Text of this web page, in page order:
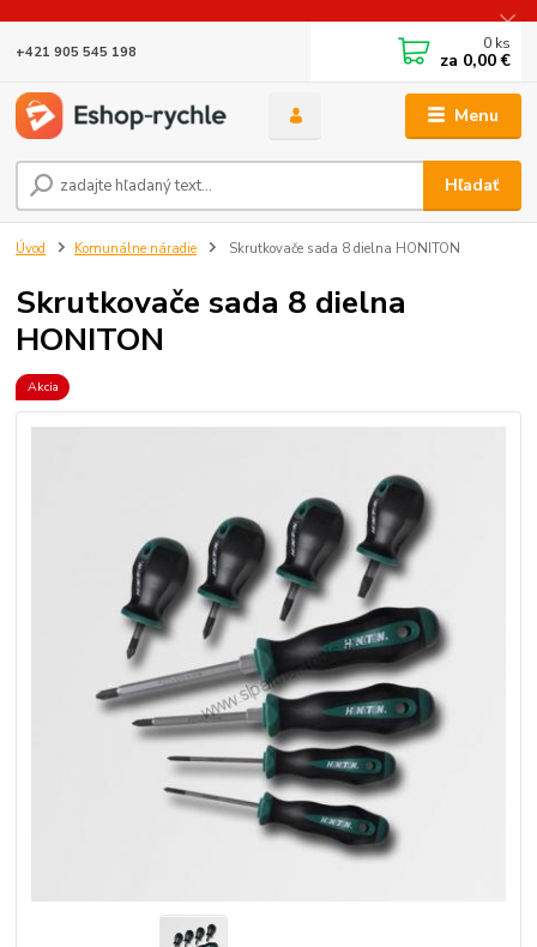
Menu
Hľadať
+421 905 545 198 0 ks
za 0,00 €
Úvod Komunálne náradie Skrutkovače sada 8 dielna HONITON
Skrutkovače sada 8 dielna
HONITON
Akcia